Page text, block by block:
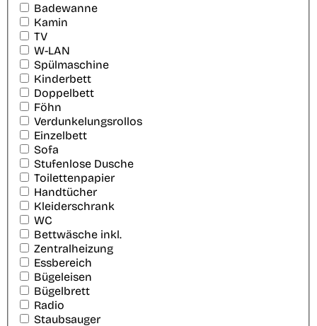
Badewanne
Kamin
TV
W-LAN
Spülmaschine
Kinderbett
Doppelbett
Föhn
Verdunkelungsrollos
Einzelbett
Sofa
Stufenlose Dusche
Toilettenpapier
Handtücher
Kleiderschrank
WC
Bettwäsche inkl.
Zentralheizung
Essbereich
Bügeleisen
Bügelbrett
Radio
Staubsauger